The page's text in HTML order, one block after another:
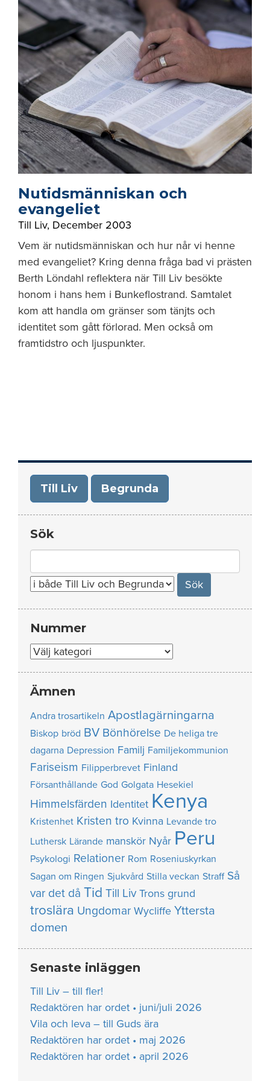
Nutidsmänniskan och
evangeliet
Till Liv, December 2003
Vem är nutidsmänniskan och hur når vi henne
med evangeliet? Kring denna fråga bad vi prästen
Berth Löndahl reflektera när Till Liv besökte
honom i hans hem i Bunkeflostrand. Samtalet
kom att handla om gränser som tänjts och
identitet som gått förlorad. Men också om
framtidstro och ljuspunkter.
Till Liv Begrunda
Sök
for:
Nummer
Nummer
Ämnen
Andra trosartikeln Apostlagärningarna
Biskop bröd BV Bönhörelse De heliga tre
dagarna Depression Familj Familjekommunion
Fariseism Filipperbrevet Finland
Försanthållande God Golgata Hesekiel
Himmelsfärden Identitet Kenya
Kristenhet Kristen tro Kvinna Levande tro
Luthersk Lärande manskör Nyår Peru
Psykologi Relationer Rom Roseniuskyrkan
Sagan om Ringen Sjukvård Stilla veckan Straff Så
var det då Tid Till Liv Trons grund
troslära Ungdomar Wycliffe Yttersta
domen
Senaste inläggen
Till Liv – till fler!
Redaktören har ordet • juni/juli 2026
Vila och leva – till Guds ära
Redaktören har ordet • maj 2026
Redaktören har ordet • april 2026